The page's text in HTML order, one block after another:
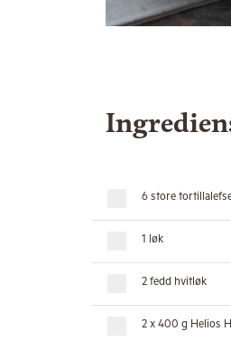
6 store
1 løk
2 fedd hvitløk
2 x 400 g Helios